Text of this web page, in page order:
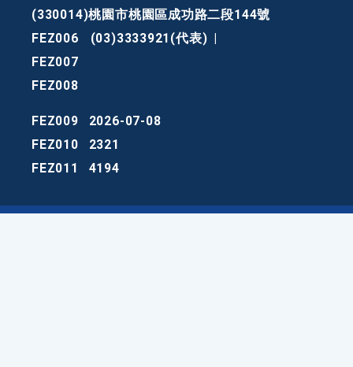
(330014)桃園市桃園區成功路二段144號
FEZ006
(03)3333921(代表)
FEZ007
FEZ008
FEZ009
2026-07-08
FEZ010
2321
FEZ011
4194